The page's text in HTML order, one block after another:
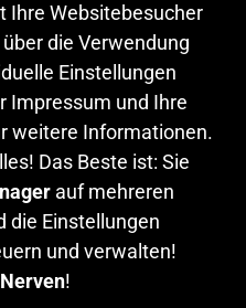
Ihre Websitebesucher
die Verwendung
Einstellungen
Impressum und Ihre
weitere Informationen.
Das Beste ist: Sie
auf mehreren
die Einstellungen
und verwalten!
Nerven!